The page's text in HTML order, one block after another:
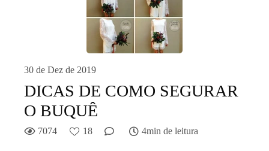
30 de Dez de 2019
DICAS DE COMO SEGURAR
O BUQUÊ
7074 18 4min de leitura